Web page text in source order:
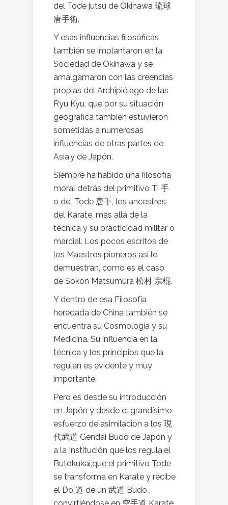
del Tode jutsu de Okinawa 琉球
唐手術.
Y esas influencias filosóficas
también se implantaron en la
Sociedad de Okinawa y se
amalgamaron con las creencias
propias del Archipiélago de las
Ryu Kyu, que por su situación
geográfica también estuvieron
sometidas a numerosas
influencias de otras partes de
Asia,y de Japón.
Siempre ha habido una filosofía
moral detrás del primitivo Ti 手
o del Tode 唐手, los ancestros
del Karate, más allá de la
técnica y su practicidad militar o
marcial. Los pocos escritos de
los Maestros pioneros así lo
demuestran, como es el caso
de Sokon Matsumura 松村 宗棍.
Y dentro de esa Filosofía
heredada de China también se
encuentra su Cosmología y su
Medicina. Su influencia en la
técnica y los principios que la
regulan es evidente y muy
importante.
Pero es desde su introducción
en Japón y desde el grandísimo
esfuerzo de asimilación a los 現
代武道 Gendai Budo de Japón y
a la Institución que los regula,el
Butokukai,que el primitivo Tode
se transforma en Karate y recibe
el Do 道 de un 武道 Budo ,